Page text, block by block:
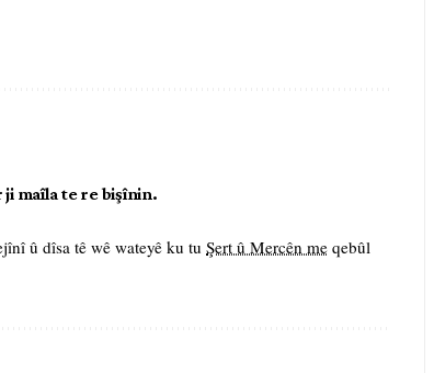
maîla te re bişînin.
û dîsa tê wê wateyê ku tu Şert û Mercên me qebûl